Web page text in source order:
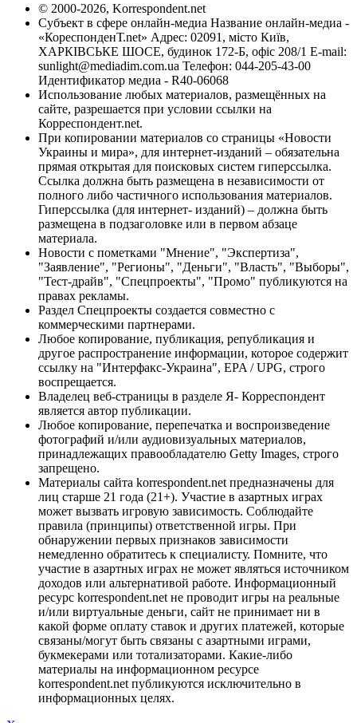
© 2000-2026, Korrespondent.net
Субъект в сфере онлайн-медиа Название онлайн-медиа -
«КореспонденТ.net» Адрес: 02091, місто Київ,
ХАРКІВСЬКЕ ШОСЕ, будинок 172-Б, офіс 208/1 E-mail:
sunlight@mediadim.com.ua Телефон: 044-205-43-00
Идентификатор медиа - R40-06068
Использование любых материалов, размещённых на
сайте, разрешается при условии ссылки на
Корреспондент.net.
При копировании материалов со страницы «Новости
Украины и мира», для интернет-изданий – обязательна
прямая открытая для поисковых систем гиперссылка.
Ссылка должна быть размещена в независимости от
полного либо частичного использования материалов.
Гиперссылка (для интернет- изданий) – должна быть
размещена в подзаголовке или в первом абзаце
материала.
Новости с пометками "Мнение", "Экспертиза",
"Заявление", "Регионы", "Деньги", "Власть", "Выборы",
"Тест-драйв", "Спецпроекты", "Промо" публикуются на
правах рекламы.
Раздел Спецпроекты создается совместно с
коммерческими партнерами.
Любое копирование, публикация, републикация и
другое распространение информации, которое содержит
ссылку на "Интерфакс-Украина", EPA / UPG, строго
воспрещается.
Владелец веб-страницы в разделе Я- Корреспондент
является автор публикации.
Любое копирование, перепечатка и воспроизведение
фотографий и/или аудиовизуальных материалов,
принадлежащих правообладателю Getty Images, строго
запрещено.
Материалы сайта korrespondent.net предназначены для
лиц старше 21 года (21+). Участие в азартных играх
может вызвать игровую зависимость. Соблюдайте
правила (принципы) ответственной игры. При
обнаружении первых признаков зависимости
немедленно обратитесь к специалисту. Помните, что
участие в азартных играх не может являться источником
доходов или альтернативой работе. Информационный
ресурс korrespondent.net не проводит игры на реальные
и/или виртуальные деньги, сайт не принимает ни в
какой форме оплату ставок и других платежей, которые
связаны/могут быть связаны с азартными играми,
букмекерами или тотализаторами. Какие-либо
материалы на информационном ресурсе
korrespondent.net публикуются исключительно в
информационных целях.